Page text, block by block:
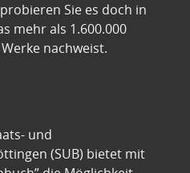
Sie es doch in
mehr als 1.600.000
nachweist.
und
(SUB) bietet mit